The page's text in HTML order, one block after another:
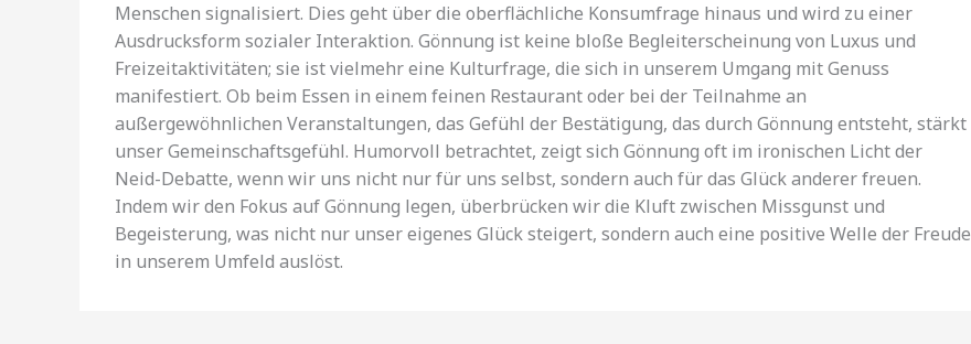
Menschen signalisiert. Dies geht über die oberflächliche Konsumfrage hinaus und wird zu einer
Ausdrucksform sozialer Interaktion. Gönnung ist keine bloße Begleiterscheinung von Luxus und
Freizeitaktivitäten; sie ist vielmehr eine Kulturfrage, die sich in unserem Umgang mit Genuss
manifestiert. Ob beim Essen in einem feinen Restaurant oder bei der Teilnahme an
außergewöhnlichen Veranstaltungen, das Gefühl der Bestätigung, das durch Gönnung entsteht, stärkt
unser Gemeinschaftsgefühl. Humorvoll betrachtet, zeigt sich Gönnung oft im ironischen Licht der
Neid-Debatte, wenn wir uns nicht nur für uns selbst, sondern auch für das Glück anderer freuen.
Indem wir den Fokus auf Gönnung legen, überbrücken wir die Kluft zwischen Missgunst und
Begeisterung, was nicht nur unser eigenes Glück steigert, sondern auch eine positive Welle der Freude
in unserem Umfeld auslöst.